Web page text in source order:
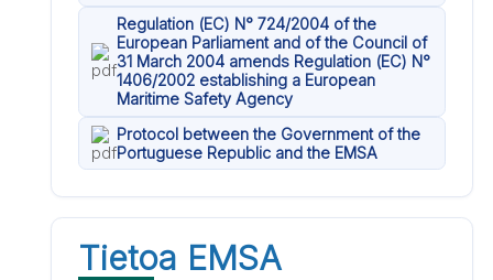
Regulation (EC) N° 724/2004 of the
European Parliament and of the Council of
31 March 2004 amends Regulation (EC) N°
1406/2002 establishing a European
Maritime Safety Agency
Protocol between the Government of the
Portuguese Republic and the EMSA
Tietoa EMSA